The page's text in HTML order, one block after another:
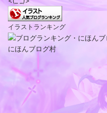
イラストランキング
にほんブログ村